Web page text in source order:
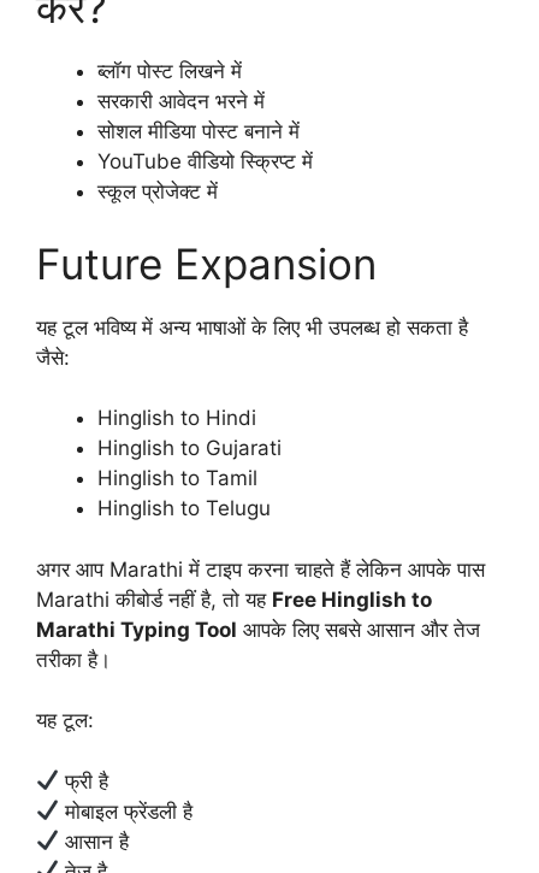
ब्लॉग पोस्ट लिखने में
सरकारी आवेदन भरने में
सोशल मीडिया पोस्ट बनाने में
YouTube वीडियो स्क्रिप्ट में
स्कूल प्रोजेक्ट में
Future Expansion
यह टूल भविष्य में अन्य भाषाओं के लिए भी उपलब्ध हो सकता है
जैसे:
Hinglish to Hindi
Hinglish to Gujarati
Hinglish to Tamil
Hinglish to Telugu
अगर आप Marathi में टाइप करना चाहते हैं लेकिन आपके पास
Marathi कीबोर्ड नहीं है, तो यह Free Hinglish to
Marathi Typing Tool आपके लिए सबसे आसान और तेज
तरीका है।
यह टूल:
फ्री है
मोबाइल फ्रेंडली है
आसान है